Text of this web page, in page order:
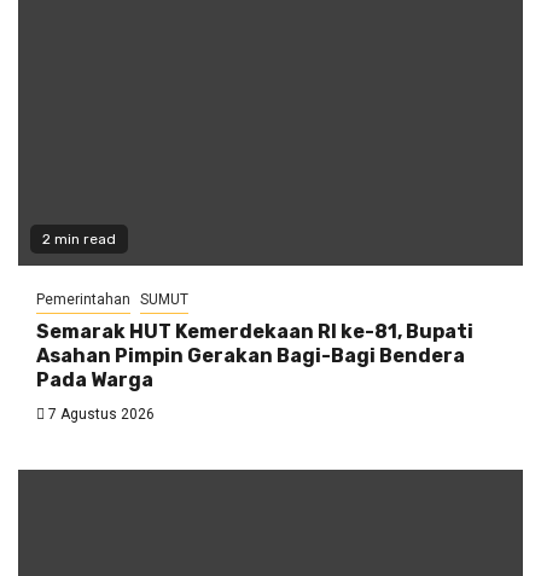
2 min read
Pemerintahan SUMUT
Semarak HUT Kemerdekaan RI ke-81, Bupati
Asahan Pimpin Gerakan Bagi-Bagi Bendera
Pada Warga
7 Agustus 2026